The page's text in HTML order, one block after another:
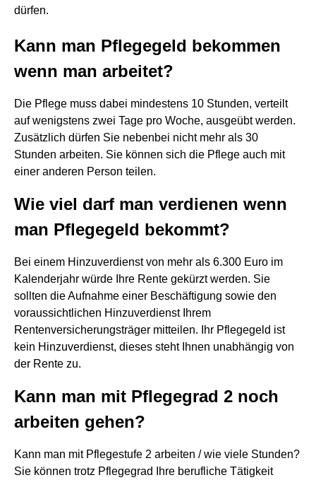
dürfen.
Kann man Pflegegeld bekommen
wenn man arbeitet?
Die Pflege muss dabei mindestens 10 Stunden, verteilt
auf wenigstens zwei Tage pro Woche, ausgeübt werden.
Zusätzlich dürfen Sie nebenbei nicht mehr als 30
Stunden arbeiten. Sie können sich die Pflege auch mit
einer anderen Person teilen.
Wie viel darf man verdienen wenn
man Pflegegeld bekommt?
Bei einem Hinzuverdienst von mehr als 6.300 Euro im
Kalenderjahr würde Ihre Rente gekürzt werden. Sie
sollten die Aufnahme einer Beschäftigung sowie den
voraussichtlichen Hinzuverdienst Ihrem
Rentenversicherungsträger mitteilen. Ihr Pflegegeld ist
kein Hinzuverdienst, dieses steht Ihnen unabhängig von
der Rente zu.
Kann man mit Pflegegrad 2 noch
arbeiten gehen?
Kann man mit Pflegestufe 2 arbeiten / wie viele Stunden?
Sie können trotz Pflegegrad Ihre berufliche Tätigkeit